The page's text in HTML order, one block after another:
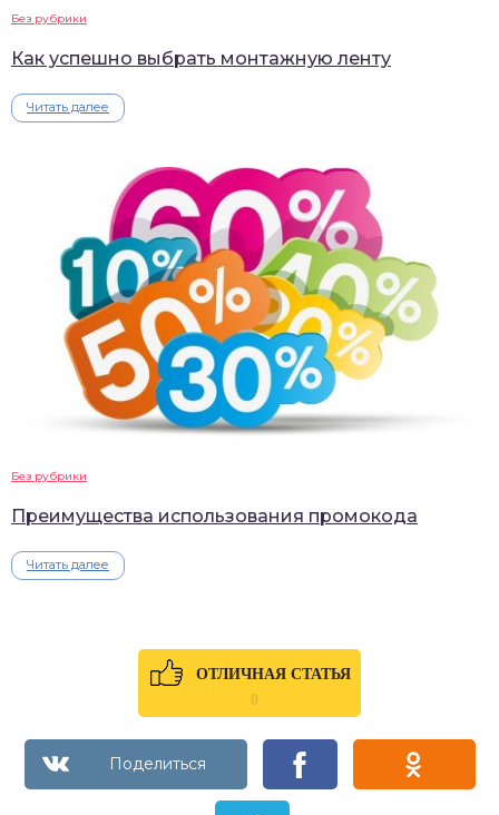
Без рубрики
Как успешно выбрать монтажную ленту
Читать далее
Без рубрики
Преимущества использования промокода
Читать далее
ОТЛИЧНАЯ СТАТЬЯ
0